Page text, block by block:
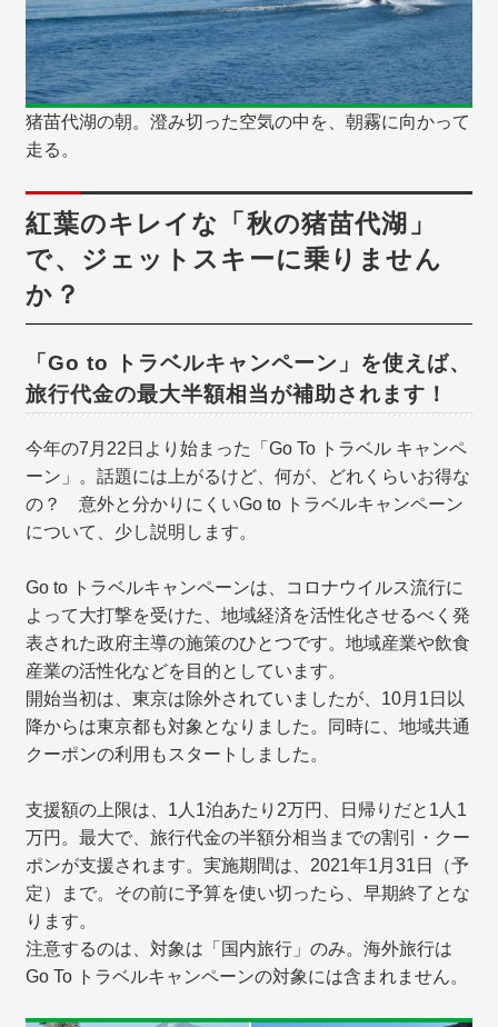
猪苗代湖の朝。澄み切った空気の中を、朝霧に向かって
走る。
紅葉のキレイな「秋の猪苗代湖」
で、ジェットスキーに乗りません
か？
「Go to トラベルキャンペーン」を使えば、
旅行代金の最大半額相当が補助されます！
今年の7月22日より始まった「Go To トラベル キャンペ
ーン」。話題には上がるけど、何が、どれくらいお得な
の？ 意外と分かりにくいGo to トラベルキャンペーン
について、少し説明します。
Go to トラベルキャンペーンは、コロナウイルス流行に
よって大打撃を受けた、地域経済を活性化させるべく発
表された政府主導の施策のひとつです。地域産業や飲食
産業の活性化などを目的としています。
開始当初は、東京は除外されていましたが、10月1日以
降からは東京都も対象となりました。同時に、地域共通
クーポンの利用もスタートしました。
支援額の上限は、1人1泊あたり2万円、日帰りだと1人1
万円。最大で、旅行代金の半額分相当までの割引・クー
ポンが支援されます。実施期間は、2021年1月31日（予
定）まで。その前に予算を使い切ったら、早期終了とな
ります。
注意するのは、対象は「国内旅行」のみ。海外旅行は
Go To トラベルキャンペーンの対象には含まれません。